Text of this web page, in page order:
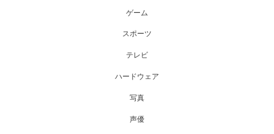
ゲーム
スポーツ
テレビ
ハードウェア
写真
声優